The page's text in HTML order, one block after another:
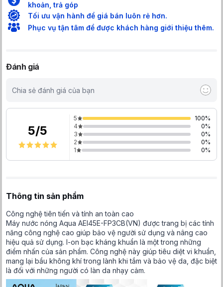
khoản, trả góp
Tối ưu vận hành để giá bán luôn rẻ hơn.
Phục vụ tận tâm để được khách hàng giới thiệu thêm.
Đánh giá
Chia sẻ đánh giá của bạn
5/5
5 100%
4
0%
3
0%
2
0%
1
0%
Thông tin sản phẩm
Công nghệ tiên tiến và tính an toàn cao
Máy nước nóng Aqua AEI45E-FP3CB(VN) được trang bị các tính
năng công nghệ cao giúp bảo vệ người sử dụng và nâng cao
hiệu quả sử dụng. I-on bạc kháng khuẩn là một trong những
điểm nhấn của sản phẩm. Công nghệ này giúp tiêu diệt vi khuẩn,
mang lại bầu không khí trong lành khi tắm và bảo vệ da, đặc biệt
là đối với những người có làn da nhạy cảm.